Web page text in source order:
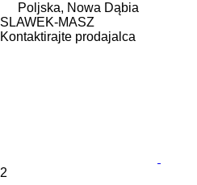
Poljska, Nowa Dąbia
SLAWEK-MASZ
Kontaktirajte prodajalca
2